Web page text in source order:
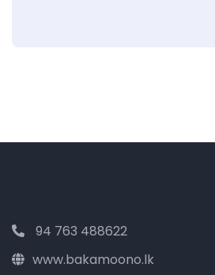
94 763 488622
www.bakamoono.lk